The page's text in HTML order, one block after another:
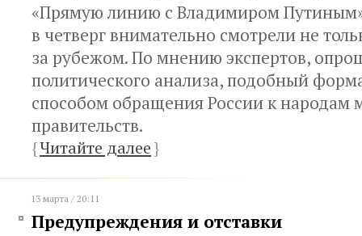
«Прямую линию с Владимиром
в четверг внимательно смотрели не
за рубежом. По мнению экспертов,
политического анализа, подобный
способом обращения России к народам
правительств.
{Читайте далее}
13 марта / 20:11
Предупреждения и отставки